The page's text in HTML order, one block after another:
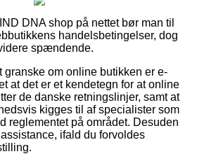
DNA shop på nettet bør man til
handelsbetingelser, dog
spændende.
granske om online butikken er e-
at det er et kendetegn for at online
de danske retningslinjer, samt at
kigges til af specialister som
reglementet på området. Desuden
ifald du forvoldes